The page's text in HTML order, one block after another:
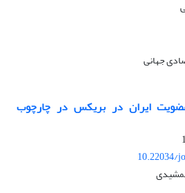
جهانی
ایران در بریکس در چارچوب
10.22034/